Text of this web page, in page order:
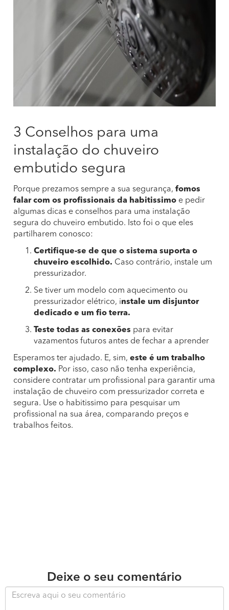
3 Conselhos para uma
instalação do chuveiro
embutido segura
Porque prezamos sempre a sua segurança, fomos
falar com os profissionais da habitissimo e pedir
algumas dicas e conselhos para uma instalação
segura do chuveiro embutido. Isto foi o que eles
partilharem conosco:
Certifique-se de que o sistema suporta o
chuveiro escolhido. Caso contrário, instale um
pressurizador.
Se tiver um modelo com aquecimento ou
pressurizador elétrico, instale um disjuntor
dedicado e um fio terra.
Teste todas as conexões para evitar
vazamentos futuros antes de fechar a aprender
Esperamos ter ajudado. E, sim, este é um trabalho
complexo. Por isso, caso não tenha experiência,
considere contratar um profissional para garantir uma
instalação de chuveiro com pressurizador correta e
segura. Use o habitissimo para pesquisar um
profissional na sua área, comparando preços e
trabalhos feitos.
Deixe o seu comentário